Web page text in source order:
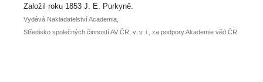
posteru je už 30. června.
Založil roku 1853 J. E. Purkyně.
Vydává Nakladatelství Academia,
Středisko společných činností AV ČR, v. v. i., za podpory Akademie věd ČR.